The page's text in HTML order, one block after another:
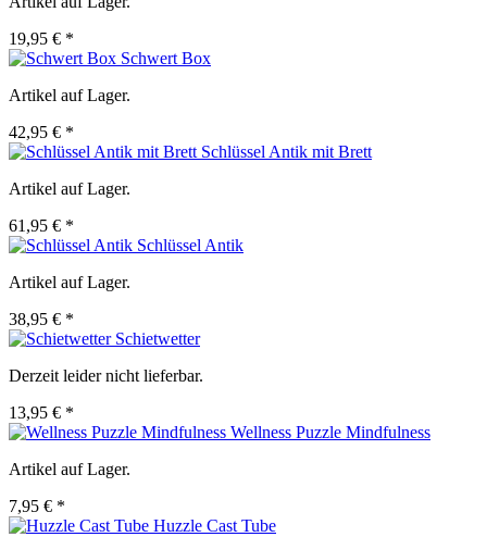
19,95 € *
Schwert Box
Artikel auf Lager.
42,95 € *
Schlüssel Antik mit Brett
Artikel auf Lager.
61,95 € *
Schlüssel Antik
Artikel auf Lager.
38,95 € *
Schietwetter
Derzeit leider nicht lieferbar.
13,95 € *
Wellness Puzzle Mindfulness
Artikel auf Lager.
7,95 € *
Huzzle Cast Tube